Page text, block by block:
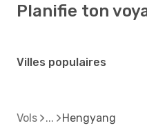
Planifie ton
Villes populaires
Vols Hengyang